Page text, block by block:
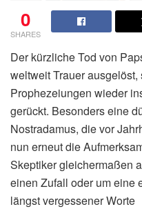
0
SHARES
Der kürzliche Tod von
weltweit Trauer
Prophezeiungen wieder
gerückt. Besonders eine
Nostradamus, die vor
nun erneut die
Skeptiker gleichermaßen
einen Zufall oder um eine
längst vergessener Worte